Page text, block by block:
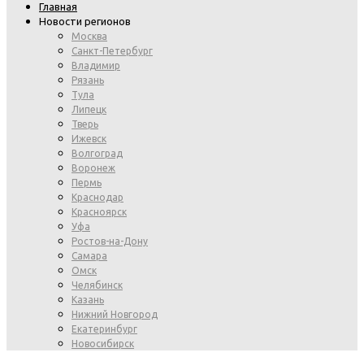
Главная
Новости регионов
Москва
Санкт-Петербург
Владимир
Рязань
Тула
Липецк
Тверь
Ижевск
Волгоград
Воронеж
Пермь
Краснодар
Красноярск
Уфа
Ростов-на-Дону
Самара
Омск
Челябинск
Казань
Нижний Новгород
Екатеринбург
Новосибирск